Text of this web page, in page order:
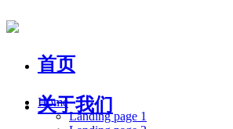
首页
关于我们
Home
Landing page 1